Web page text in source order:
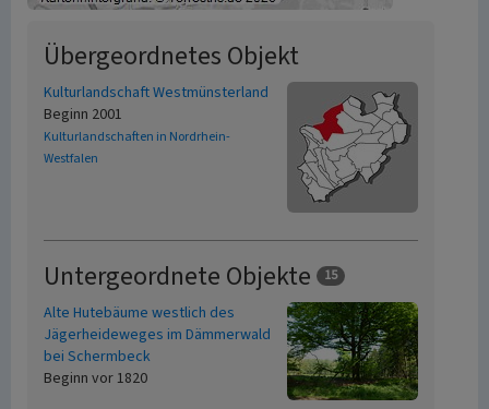
Übergeordnetes Objekt
Kulturlandschaft Westmünsterland
Beginn 2001
Kulturlandschaften in Nordrhein-
Westfalen
Untergeordnete Objekte 15
Alte Hutebäume westlich des
Jägerheideweges im Dämmerwald
bei Schermbeck
Beginn vor 1820